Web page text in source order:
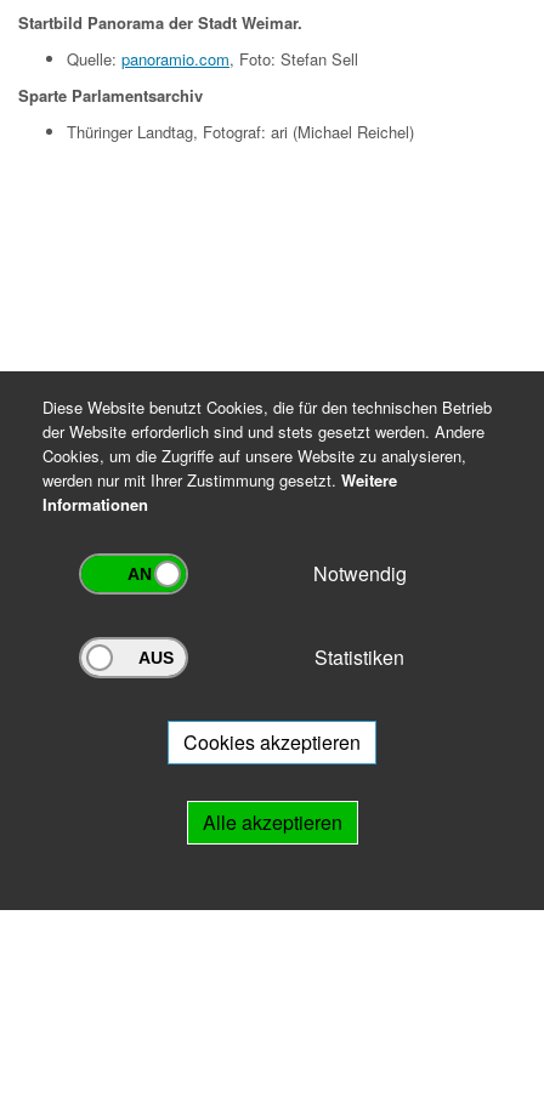
Startbild Panorama der Stadt Weimar.
Quelle: panoramio.com, Foto: Stefan Sell
Sparte Parlamentsarchiv
Thüringer Landtag, Fotograf: ari (Michael Reichel)
Archivportal Thüringen
Ihnen beratend zur Seite.
Diese Website benutzt Cookies, die für den technischen Betrieb
der Website erforderlich sind und stets gesetzt werden. Andere
Cookies, um die Zugriffe auf unsere Website zu analysieren,
werden nur mit Ihrer Zustimmung gesetzt. Weitere
Informationen
Notwendig
Statistiken
Cookies akzeptieren
Alle akzeptieren